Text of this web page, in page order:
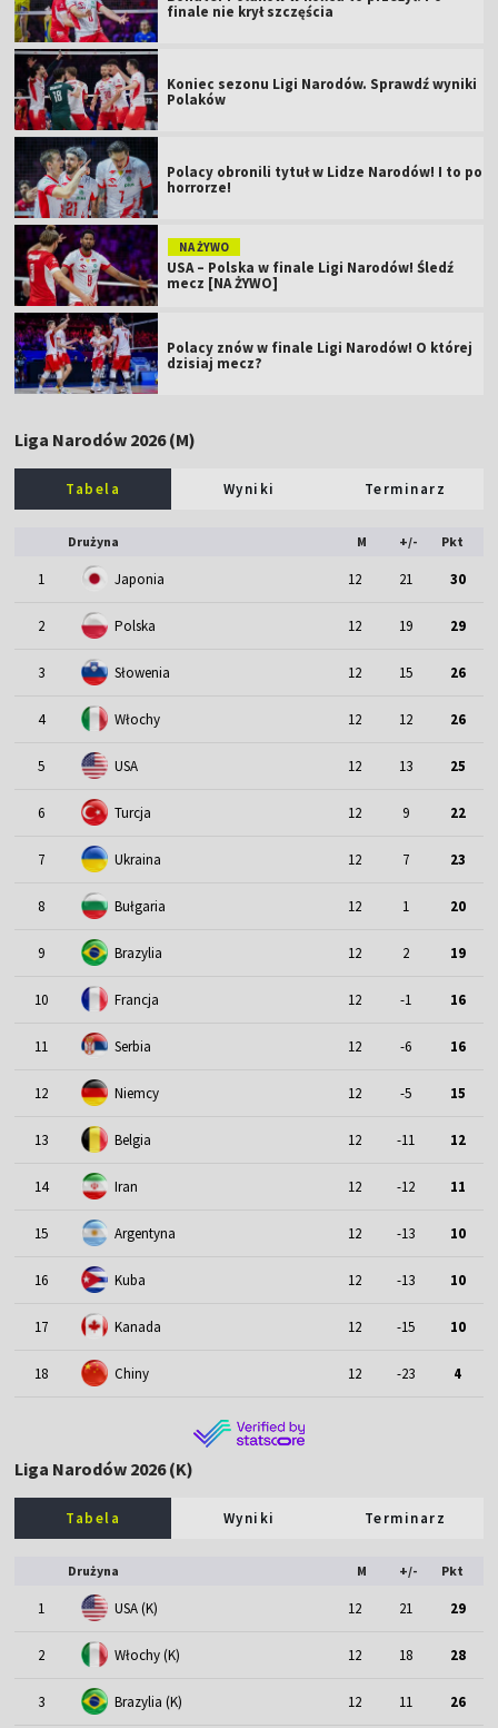
finale nie krył szczęścia
Koniec sezonu Ligi Narodów. Sprawdź wyniki
Polaków
Polacy obronili tytuł w Lidze Narodów! I to po
horrorze!
NA ŻYWO
USA – Polska w finale Ligi Narodów! Śledź
mecz [NA ŻYWO]
Polacy znów w finale Ligi Narodów! O której
dzisiaj mecz?
Liga Narodów 2026 (M)
Tabela Wyniki Terminarz
Drużyna M +/- Pkt
1 Japonia 12 21 30
2 Polska 12 19 29
3 Słowenia 12 15 26
4 Włochy 12 12 26
5 USA 12 13 25
6 Turcja 12 9 22
7 Ukraina 12 7 23
8 Bułgaria 12 1 20
9 Brazylia 12 2 19
10 Francja 12 -1 16
11 Serbia 12 -6 16
12 Niemcy 12 -5 15
13 Belgia 12 -11 12
14 Iran 12 -12 11
15 Argentyna 12 -13 10
16 Kuba 12 -13 10
17 Kanada 12 -15 10
18 Chiny 12 -23 4
Liga Narodów 2026 (K)
Tabela Wyniki Terminarz
Drużyna M +/- Pkt
1 USA (K) 12 21 29
2 Włochy (K) 12 18 28
3 Brazylia (K) 12 11 26